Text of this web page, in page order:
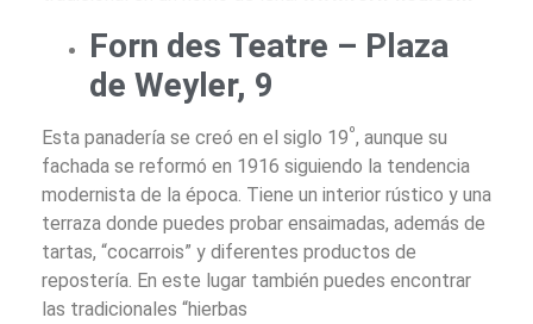
Forn des Teatre – Plaza
de Weyler, 9
Esta panadería se creó en el siglo 19º, aunque su
fachada se reformó en 1916 siguiendo la tendencia
modernista de la época. Tiene un interior rústico y una
terraza donde puedes probar ensaimadas, además de
tartas, “cocarrois” y diferentes productos de
repostería. En este lugar también puedes encontrar
las tradicionales “hierbas